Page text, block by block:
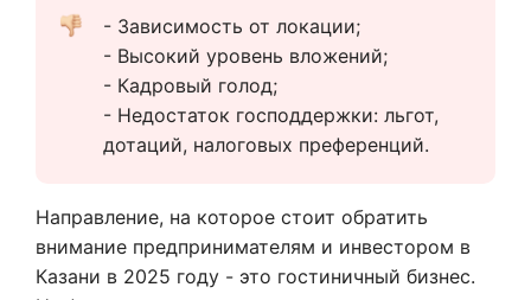
- Зависимость от локации;
- Высокий уровень вложений;
- Кадровый голод;
- Недостаток господдержки: льгот,
дотаций, налоговых преференций.
Направление, на которое стоит обратить
внимание предпринимателям и инвестором в
Казани в 2025 году - это гостиничный бизнес.